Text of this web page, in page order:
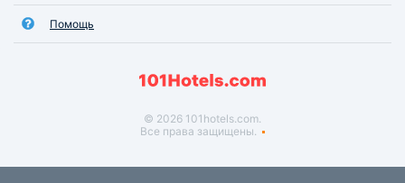
Помощь
© 2026 101hotels.com.
Все права защищены.